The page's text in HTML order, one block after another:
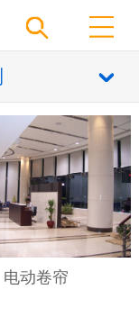
电动卷帘